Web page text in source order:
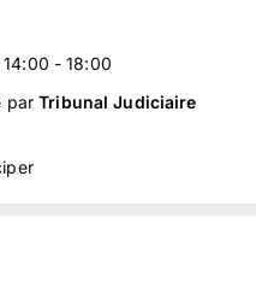
- 18:00
parTribunal Judiciaire